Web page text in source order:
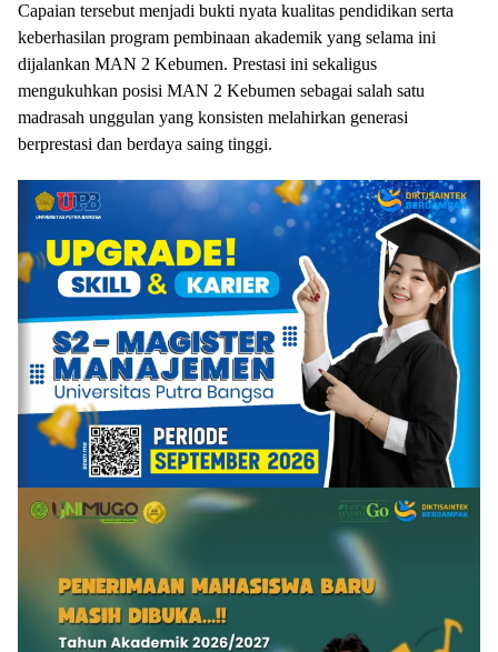
Capaian tersebut menjadi bukti nyata kualitas pendidikan serta
keberhasilan program pembinaan akademik yang selama ini
dijalankan MAN 2 Kebumen. Prestasi ini sekaligus
mengukuhkan posisi MAN 2 Kebumen sebagai salah satu
madrasah unggulan yang konsisten melahirkan generasi
berprestasi dan berdaya saing tinggi.